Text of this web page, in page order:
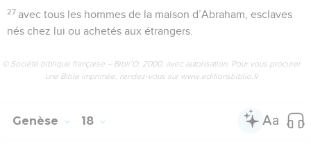
27 avec tous les hommes de la maison d’Abraham, esclaves
nés chez lui ou achetés aux étrangers.
© Société biblique française – Bibli’O, 2000, avec autorisation. Pour vous procurer
une Bible imprimée, rendez-vous sur www.editionsbiblio.fr
Genèse 18